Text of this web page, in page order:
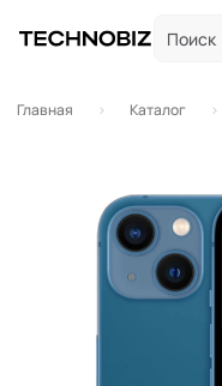
Главная Каталог